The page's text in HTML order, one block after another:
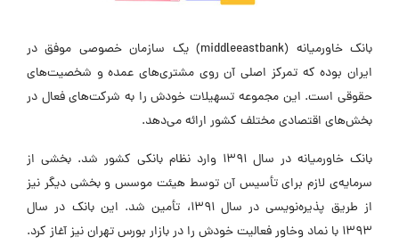
بانک خاورمیانه (middleeastbank) یک سازمان خصوصی موفق در
ایران بوده که تمرکز اصلی آن روی مشتری‌های عمده و شخصیت‌های
حقوقی است. این مجموعه تسهیلات خودش را به شرکت‌های فعال در
بخش‌های اقتصادی مختلف کشور ارائه می‌دهد.
بانک خاورمیانه در سال ۱۳۹۱ وارد نظام بانکی کشور شد. بخشی از
سرمایه‌ی لازم برای تأسیس‌ آن توسط هیئت موسس و بخشی دیگر نیز
از طریق پذیره‌نویسی در سال ۱۳۹۱، تأمین شد. این بانک در سال
۱۳۹۳ با نماد وخاور فعالیت خودش را در بازار بورس تهران نیز آغاز کرد.